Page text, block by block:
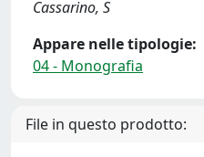
Cassarino, S
Appare nelle tipologie:
04 - Monografia
File in questo prodotto: